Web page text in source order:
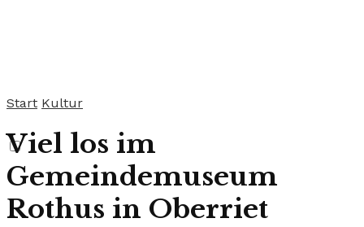
Start Kultur
Viel los im
Gemeindemuseum
Rothus in Oberriet